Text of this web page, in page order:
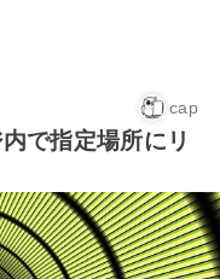
cap
で指定場所にリ